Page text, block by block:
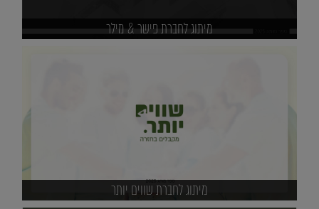
מיתוג לחברת פישר & מילר
מיתוג לחברת שווים יותר